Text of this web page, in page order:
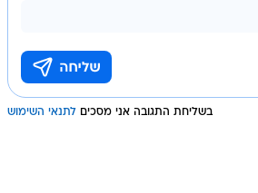
בשליחת התגובה אני מסכים לתנאי השימוש